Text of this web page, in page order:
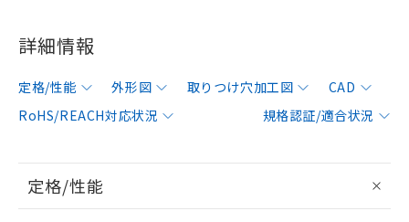
詳細情報
定格/性能 外形図 取りつけ穴加工図
CAD
RoHS/REACH対応状況
規格認証/適合状況
定格/性能